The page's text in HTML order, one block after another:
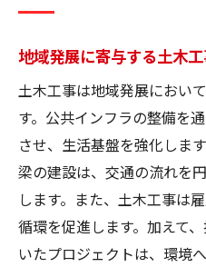
工事計画と住環境
地域特性を考慮し
持続可能な開発を
住民参加による信
地域の未来を築く土
次世代に残すべき
土木工事による長
地域発展に寄与する土木
土木工事は地域発展におい
す。公共インフラの整備を
させ、生活基盤を強化しま
梁の建設は、交通の流れを
します。また、土木工事は
循環を促進します。加えて
いたプロジェクトは、環境